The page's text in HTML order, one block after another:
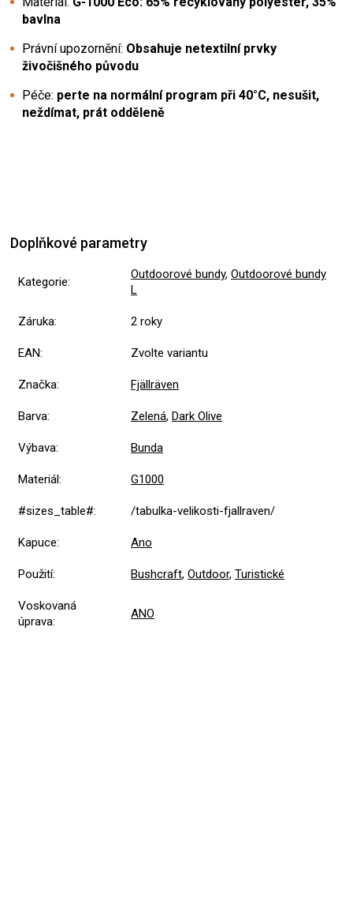
bavlna
Právní upozornění: Obsahuje netextilní prvky
živočišného původu
Péče: perte na normální program při 40°C, nesušit,
neždímat, prát odděleně
Doplňkové parametry
Kategorie:
Outdoorové bundy, Outdoorové bundy
L
Záruka: 2 roky
EAN: Zvolte variantu
Značka: Fjällräven
Barva: Zelená, Dark Olive
Výbava: Bunda
Materiál: G1000
#sizes_table#: /tabulka-velikosti-fjallraven/
Kapuce: Ano
Použití: Bushcraft, Outdoor, Turistické
Voskovaná
úprava:
ANO